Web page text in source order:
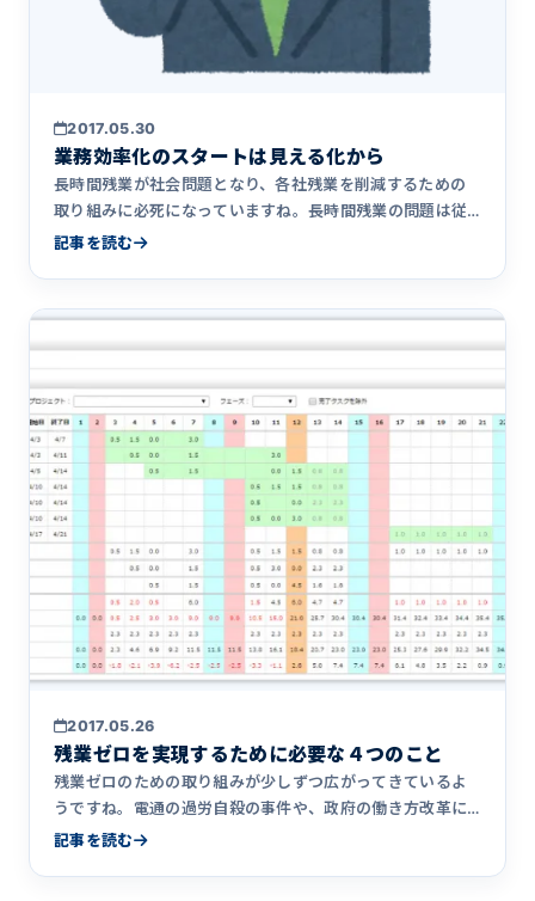
2017.05.30
業務効率化のスタートは見える化から
長時間残業が社会問題となり、各社残業を削減するための
取り組みに必死になっていますね。長時間残業の問題は従
業員の健康や生活&hellip;
記事を読む
2017.05.26
残業ゼロを実現するために必要な４つのこと
残業ゼロのための取り組みが少しずつ広がってきているよ
うですね。電通の過労自殺の事件や、政府の働き方改革に
よって残業削減へ&hellip;
記事を読む